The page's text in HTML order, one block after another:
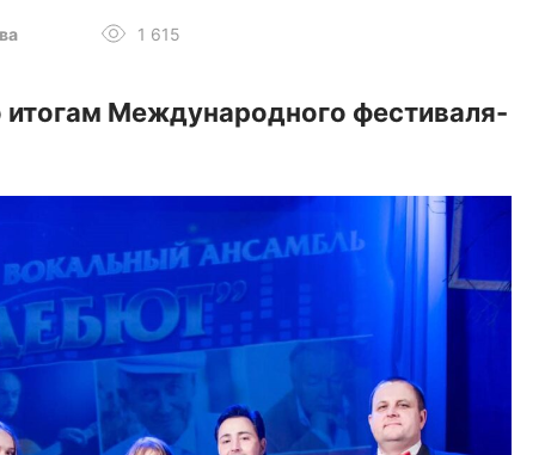
1 615
итогам Международного фестиваля-